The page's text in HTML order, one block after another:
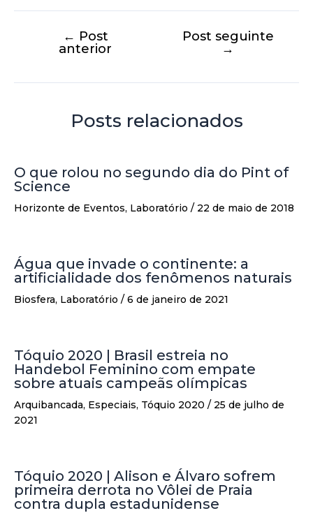
← Post
anterior
Post seguinte
→
Posts relacionados
O que rolou no segundo dia do Pint of
Science
Horizonte de Eventos, Laboratório / 22 de maio de 2018
Água que invade o continente: a
artificialidade dos fenômenos naturais
Biosfera, Laboratório / 6 de janeiro de 2021
Tóquio 2020 | Brasil estreia no
Handebol Feminino com empate
sobre atuais campeãs olímpicas
Arquibancada, Especiais, Tóquio 2020 / 25 de julho de
2021
Tóquio 2020 | Alison e Álvaro sofrem
primeira derrota no Vôlei de Praia
contra dupla estadunidense